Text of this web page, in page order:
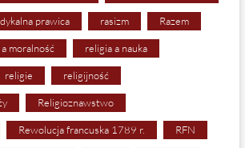
prawica rasizm Razem
moralność religia a nauka
religie religijność
Religioznawstwo
Rewolucja francuska 1789 r. RFN